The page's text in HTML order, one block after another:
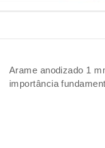
Arame anodizado 1
importância